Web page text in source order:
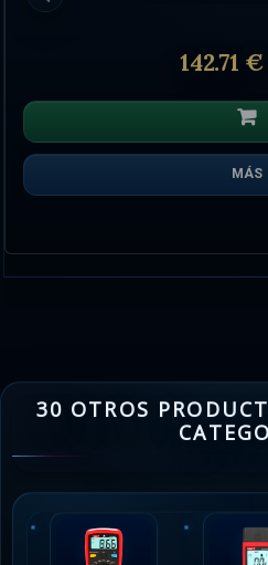
142.71 €
MÁS
30 OTROS